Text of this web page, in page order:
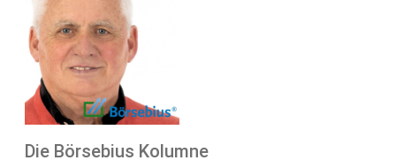
Die Börsebius Kolumne